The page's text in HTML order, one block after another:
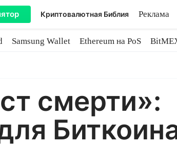
Криптовалютная Библия Реклама
Samsung Wallet Ethereum на PoS
смерти»: